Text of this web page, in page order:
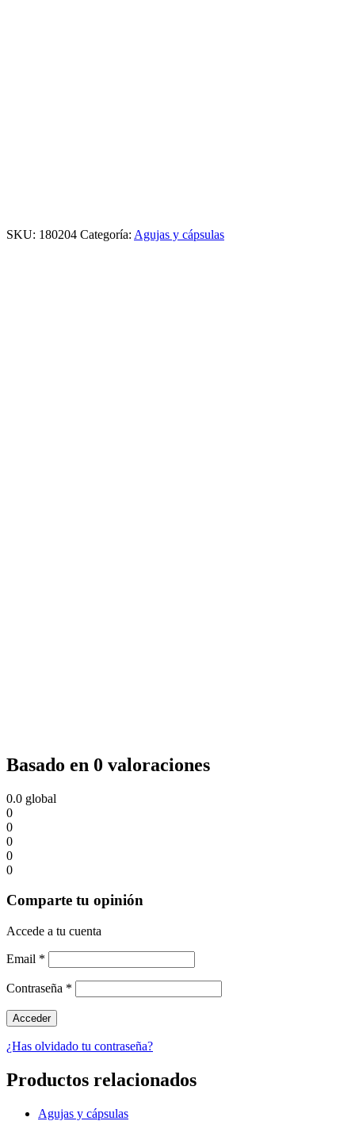
SKU: 180204 Categoría: Agujas y cápsulas
Basado en 0 valoraciones
0.0 global
0
0
0
0
0
Comparte tu opinión
Accede a tu cuenta
Email *
Contraseña *
¿Has olvidado tu contraseña?
Productos relacionados
Agujas y cápsulas